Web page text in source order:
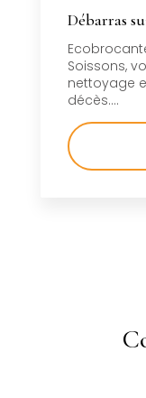
Débarras
Soissons,
nettoyage
décès....